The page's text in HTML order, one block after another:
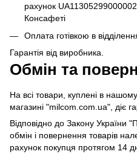
рахунок
Консафеті
Оплата готівкою в
Гарантія від виробника.
Обмін та
На всі товари, куплені в
магазині "milcom.com.ua", діє
Відповідно до Закону України
обмін і повернення товарів
рахунок покупця протягом 14